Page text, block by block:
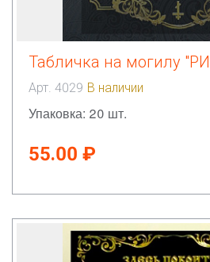
Табличка на могилу
Арт. 4029 В наличии
Упаковка: 20 шт.
55.00 ₽